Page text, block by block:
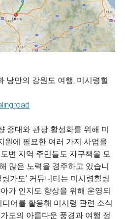
낭만의 강원도 여행, 미시령힐
증대와 관광 활성화를 위해 미
원에 필요한 여러 가지 사업을
변 지역 주민들도 자구책을 모
많은 노력을 경주하고 있습니
가도' 커뮤니티는 미시령힐링
가 인지도 향상을 위해 운영되
어를 활용해 미시령 관련 소식
도의 아름다운 풍경과 여행 정